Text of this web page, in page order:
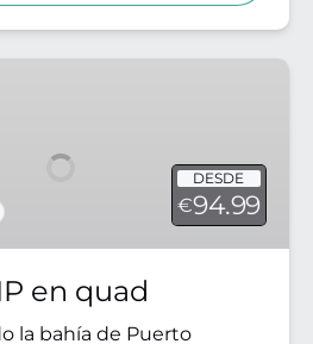
DESDE
€94.99
en quad
la bahía de Puerto